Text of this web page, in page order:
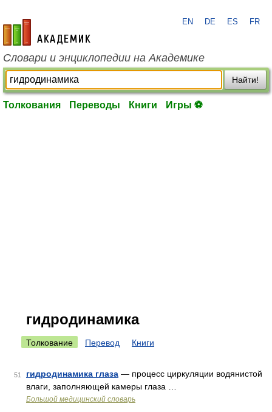
academic.ru
EN DE ES FR
Словари и энциклопедии на Академике
Найти!
Толкования Переводы Книги Игры ⚽
гидродинамика
Толкование Перевод Книги
51 гидродинамика глаза — процесс циркуляции водянистой
влаги, заполняющей камеры глаза …
Большой медицинский словарь